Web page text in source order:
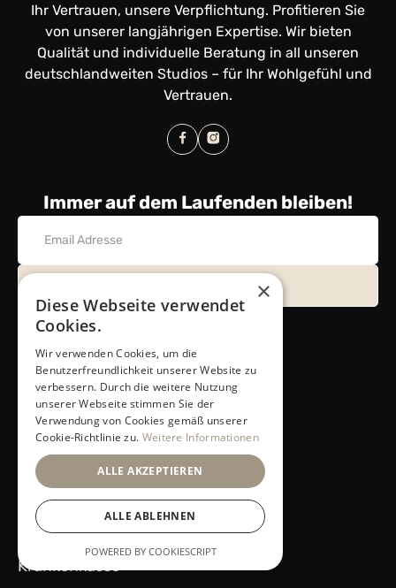
Ihr Vertrauen, unsere Verpflichtung. Profitieren Sie
von unserer langjährigen Expertise. Wir bieten
Qualität und individuelle Beratung in all unseren
deutschlandweiten Studios – für Ihr Wohlgefühl und
Vertrauen.
Immer auf dem Laufenden bleiben!
Nützliche Links
Home
Perücken
Toupets (Coming Soon)
Haarsysteme
Krankenkasse
×
Diese Webseite verwendet
Cookies.
Wir verwenden Cookies, um die
Benutzerfreundlichkeit unserer Website zu
verbessern. Durch die weitere Nutzung
unserer Webseite stimmen Sie der
Verwendung von Cookies gemäß unserer
Cookie-Richtlinie zu. Weitere Informationen
ALLE AKZEPTIEREN
ALLE ABLEHNEN
POWERED BY COOKIESCRIPT